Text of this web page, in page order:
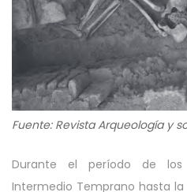
Fuente: Revista Arqueología y
Durante el período de los
Intermedio Temprano hasta